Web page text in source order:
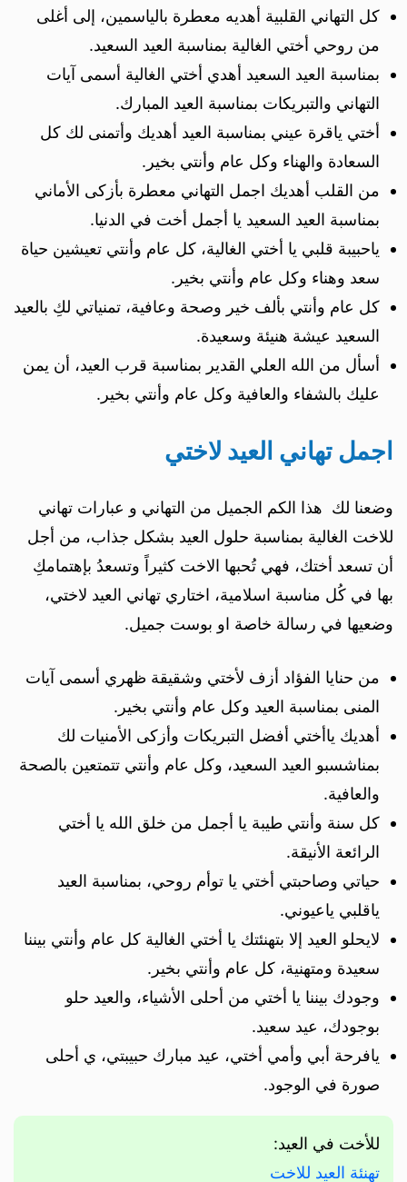
كل التهاني القلبية أهديه معطرة بالياسمين، إلى أغلى
من روحي أختي الغالية بمناسبة العيد السعيد.
بمناسبة العيد السعيد أهدي أختي الغالية أسمى آيات
التهاني والتبريكات بمناسبة العيد المبارك.
أختي ياقرة عيني بمناسبة العيد أهديك وأتمنى لك كل
السعادة والهناء وكل عام وأنتي بخير.
من القلب أهديك اجمل التهاني معطرة بأزكى الأماني
بمناسبة العيد السعيد يا أجمل أخت في الدنيا.
ياحبيبة قلبي يا أختي الغالية، كل عام وأنتي تعيشين حياة
سعد وهناء وكل عام وأنتي بخير.
كل عام وأنتي بألف خير وصحة وعافية، تمنياتي لكِ بالعيد
السعيد عيشة هنيئة وسعيدة.
أسأل من الله العلي القدير بمناسبة قرب العيد، أن يمن
عليك بالشفاء والعافية وكل عام وأنتي بخير.
اجمل تهاني العيد لاختي
وضعنا لك هذا الكم الجميل من التهاني و عبارات تهاني
للاخت الغالية بمناسبة حلول العيد بشكل جذاب، من أجل
أن تسعد أختك، فهي تُحبها الاخت كثيراً وتسعدُ بإهتمامكِ
بها في كُل مناسبة اسلامية، اختاري تهاني العيد لاختي،
وضعيها في رسالة خاصة او بوست جميل.
من حنايا الفؤاد أزف لأختي وشقيقة ظهري أسمى آيات
المنى بمناسبة العيد وكل عام وأنتي بخير.
أهديك ياأختي أفضل التبريكات وأزكى الأمنيات لك
بمناشسبو العيد السعيد، وكل عام وأنتي تتمتعين بالصحة
والعافية.
كل سنة وأنتي طيبة يا أجمل من خلق الله يا أختي
الرائعة الأنيقة.
حياتي وصاحبتي أختي يا توأم روحي، بمناسبة العيد
ياقلبي ياعيوني.
لايحلو العيد إلا بتهنئتك يا أختي الغالية كل عام وأنتي بيننا
سعيدة ومتهنية، كل عام وأنتي بخير.
وجودك بيننا يا أختي من أحلى الأشياء، والعيد حلو
بوجودك، عيد سعيد.
يافرحة أبي وأمي أختي، عيد مبارك حبيبتي، ي أحلى
صورة في الوجود.
للأخت في العيد:
تهنئة العيد للاخت